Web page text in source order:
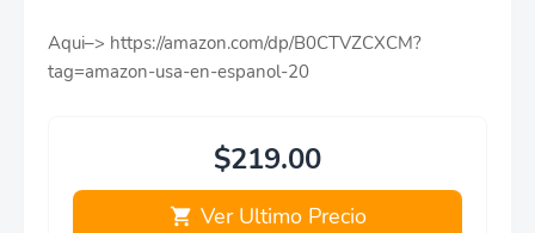
Aqui–> https://amazon.com/dp/B0CTVZCXCM?
tag=amazon-usa-en-espanol-20
$219.00
Ver Ultimo Precio